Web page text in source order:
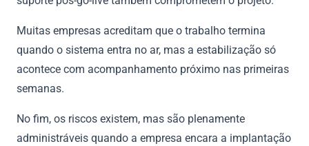
Muitas empresas acreditam que o trabalho termina
quando o sistema entra no ar, mas a estabilização só
acontece com acompanhamento próximo nas primeiras
semanas.
No fim, os riscos existem, mas são plenamente
administráveis quando a empresa encara a implantação